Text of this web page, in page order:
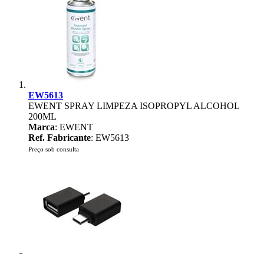
EW5613
EWENT SPRAY LIMPEZA ISOPROPYL ALCOHOL
200ML
Marca: EWENT
Ref. Fabricante: EW5613
Preço sob consulta